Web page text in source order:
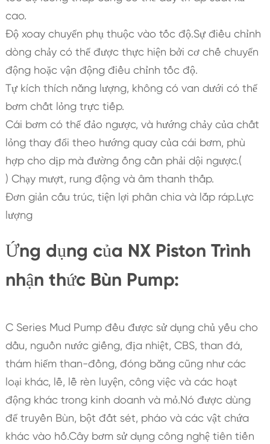
cao.
Độ xoay chuyển phụ thuộc vào tốc độ.Sự điều chỉnh
dòng chảy có thể được thực hiện bởi cơ chế chuyển
động hoặc vận động điều chỉnh tốc độ.
Tự kích thích năng lượng, không có van dưới có thể
bơm chất lỏng trực tiếp.
Cái bơm có thể đảo ngược, và hướng chảy của chất
lỏng thay đổi theo hướng quay của cái bơm, phù
hợp cho dịp mà đường ống cần phải dội ngược.(
) Chạy mượt, rung động và âm thanh thấp.
Đơn giản cấu trúc, tiện lợi phân chia và lắp ráp.Lực
lượng
Ứng dụng của NX Piston Trình
nhận thức Bùn Pump:
C Series Mud Pump đều được sử dụng chủ yếu cho
dầu, nguồn nước giếng, địa nhiệt, CBS, than đá,
thám hiểm than-đồng, đóng băng cũng như các
loại khác, lễ, lễ rèn luyện, công việc và các hoạt
động khác trong kinh doanh và mỏ.Nó được dùng
để truyền Bùn, bột đất sét, pháo và các vật chứa
khác vào hố.Cây bơm sử dụng công nghệ tiên tiến